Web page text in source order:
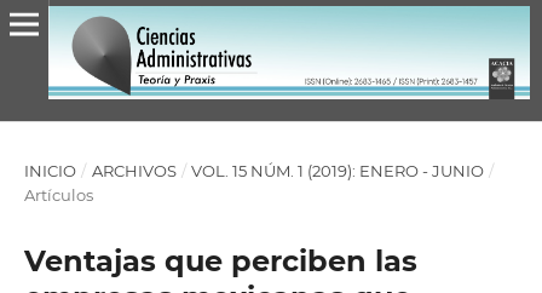
INICIO / ARCHIVOS / VOL. 15 NÚM. 1 (2019): ENERO - JUNIO /
Artículos
Ventajas que perciben las